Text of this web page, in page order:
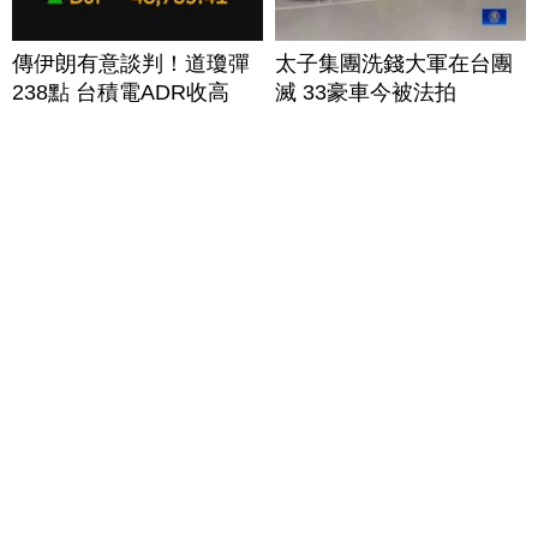
傳伊朗有意談判！道瓊彈
238點 台積電ADR收高
太子集團洗錢大軍在台團
滅 33豪車今被法拍